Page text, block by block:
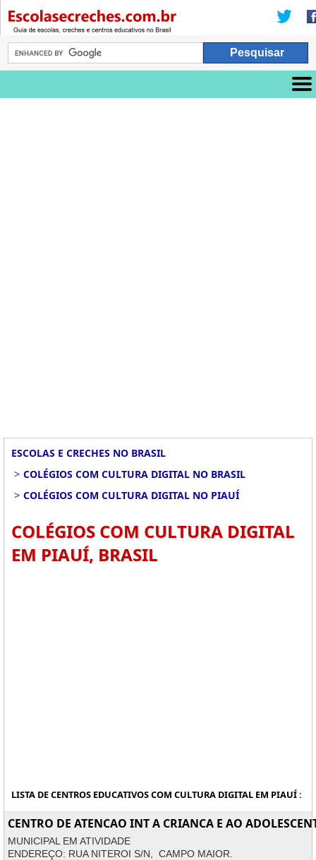
ESCOLAS E CRECHES NO BRASIL
> COLÉGIOS COM CULTURA DIGITAL NO BRASIL
> COLÉGIOS COM CULTURA DIGITAL NO PIAUÍ
COLÉGIOS COM CULTURA DIGITAL
EM PIAUÍ, BRASIL
LISTA DE CENTROS EDUCATIVOS COM CULTURA DIGITAL EM PIAUÍ :
CENTRO DE ATENCAO INT A CRIANCA E AO
MUNICIPAL EM ATIVIDADE
ENDEREÇO: RUA NITEROI S/N, CAMPO MAIOR.